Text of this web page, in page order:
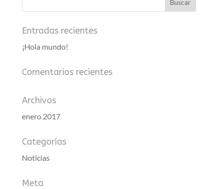
Entradas recientes
¡Hola mundo!
Comentarios recientes
Archivos
enero 2017
Categorías
Noticias
Meta